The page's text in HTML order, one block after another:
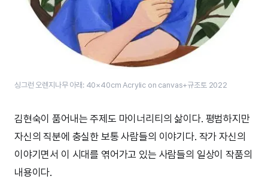
싱그런 오렌지나무 아래: 40×40cm Acrylic on canvas+규조토 2022
김현숙이 품어내는 주제도 마이너리티의 삶이다. 평범하지만
자신의 직분에 충실한 보통 사람들의 이야기다. 작가 자신의
이야기면서 이 시대를 엮어가고 있는 사람들의 일상이 작품의
내용이다.